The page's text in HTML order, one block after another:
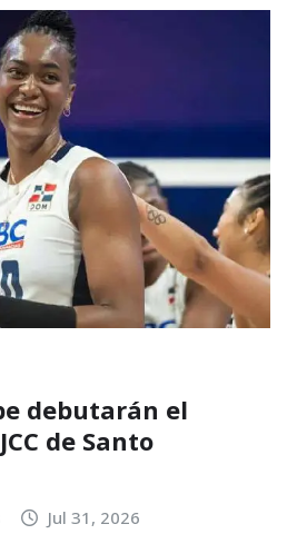
debutarán el
de Santo
Jul 31, 2026